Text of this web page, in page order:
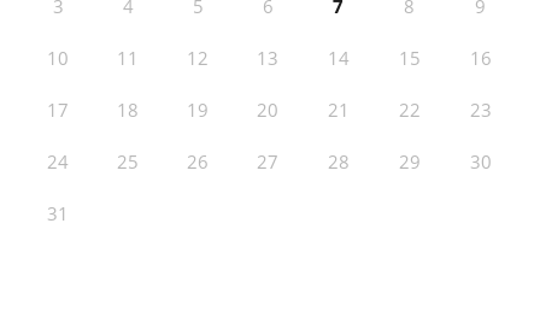
3 4 5 6 7 8 9
10 11 12 13 14 15 16
17 18 19 20 21 22 23
24 25 26 27 28 29 30
31